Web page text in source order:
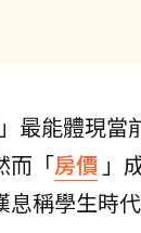
」最能體現當
而「房價 」
稱學生時